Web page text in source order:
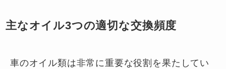
主なオイル3つの適切な交換頻度
車のオイル類は非常に重要な役割を果たしてい